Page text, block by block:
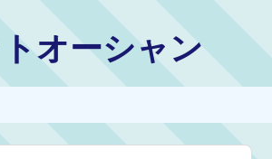
オーシャン